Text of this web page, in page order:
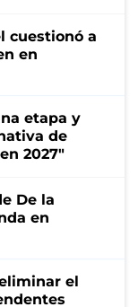
cuestionó a
en
etapa y
de
2027"
De la
en
el